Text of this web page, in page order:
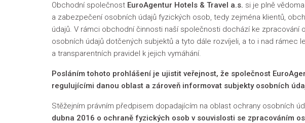
Obchodní společnost EuroAgentur Hotels & Travel a.s. si je plně
a zabezpečení osobních údajů fyzických osob, tedy zejména klientů,
údajů. V rámci obchodní činnosti naší společnosti dochází ke
osobních údajů dotčených subjektů a tyto dále rozvíjeli, a to i nad rámec
a transparentních pravidel k jejich vymáhání.
Posláním tohoto prohlášení je ujistit veřejnost, že společnost
regulujícími danou oblast a zároveň informovat subjekty osobních
Stěžejním právním předpisem dopadajícím na oblast ochrany osobních
dubna 2016 o ochraně fyzických osob v souvislosti se zpracováním